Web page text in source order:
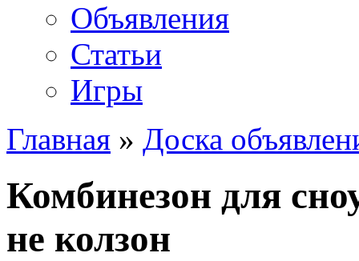
Объявления
Статьи
Игры
Главная » Доска
Комбинезон для
не колзон